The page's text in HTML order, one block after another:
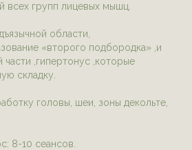
всех групп лицевых мышц.
области,
«второго подбородка» ,и
,гипертонус ,которые
складку.
головы, шеи, зоны декольте,
8-10 сеансов.